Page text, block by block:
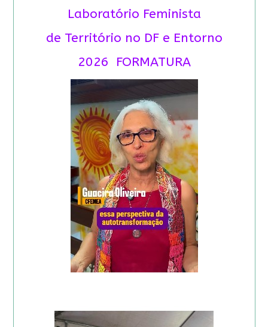
Laboratório Feminista
de Território no DF e Entorno
2026 FORMATURA